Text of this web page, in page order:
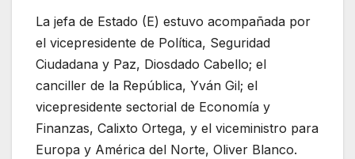
La jefa de Estado (E) estuvo acompañada por
el vicepresidente de Política, Seguridad
Ciudadana y Paz, Diosdado Cabello; el
canciller de la República, Yván Gil; el
vicepresidente sectorial de Economía y
Finanzas, Calixto Ortega, y el viceministro para
Europa y América del Norte, Oliver Blanco.